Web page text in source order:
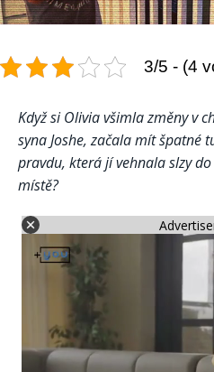
3/5 - (4
Když si Olivia všimla změny v
syna Joshe, začala mít špatné
pravdu, která jí vehnala slzy
místě?